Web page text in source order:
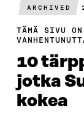
ARCHIVED
TÄMÄ SIVU
10
jotka
kokea